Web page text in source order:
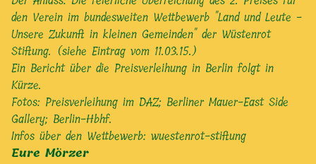
den Verein im bundesweiten Wettbewerb "Land und Leute -
Unsere Zukunft in kleinen Gemeinden" der Wüstenrot
Stiftung. (siehe Eintrag vom 11.03.15.)
Ein Bericht über die Preisverleihung in Berlin folgt in
Kürze.
Fotos: Preisverleihung im DAZ; Berliner Mauer-East Side
Gallery; Berlin-Hbhf.
Infos über den Wettbewerb: wuestenrot-stiftung
Eure Mörzer